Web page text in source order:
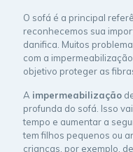
O sofá é a principal
reconhecemos sua
danifica. Muitos
com a
objetivo proteger as
A impermeabilização
profunda do sofá. Isso
tempo e aumentar a
tem filhos pequenos ou
crianças, por exemplo,